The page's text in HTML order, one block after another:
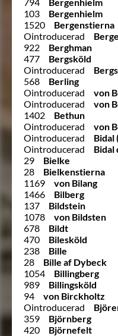
103
Bergenhielm
1520
Bergenstierna
Ointroducerad
922
Berghman
477
Bergsköld
Ointroducerad
568
Berling
Ointroducerad
von
Ointroducerad
von
1402
Bethun
Ointroducerad
von
Ointroducerad
Bidal
Ointroducerad
Bidal
29
Bielke
28
Bielkenstierna
1169
von Bilang
1466
Bilberg
137
Bildstein
1078
von Bildsten
678
Bildt
470
Bilesköld
238
Bille
28
Bille af Dybeck
1054
Billingberg
989
Billingsköld
94
von Birckholtz
Ointroducerad
359
Björnberg
420
Björnefelt